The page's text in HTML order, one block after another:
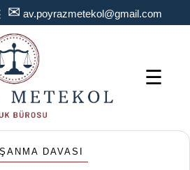
✉ av.poyrazmetekol@gmail.com
☰
DAVASI